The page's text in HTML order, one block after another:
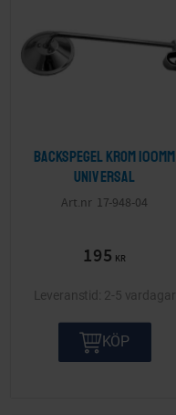
Backspegel krom 100mm
Universal
17-948-04
195 KR
2-5 vardagar
KÖP